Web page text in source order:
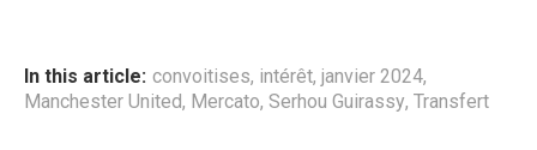
In this article: convoitises, intérêt, janvier 2024,
Manchester United, Mercato, Serhou Guirassy, Transfert